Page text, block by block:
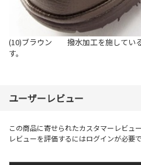
(10)ブラウン 撥水加工を施してい
す。
ユーザーレビュー
この商品に寄せられたカスタマーレビュ
レビューを評価するにはログインが必要で